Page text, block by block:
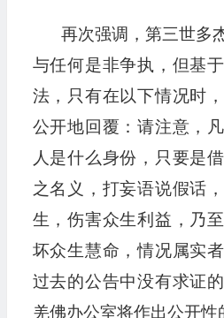
再次强调，第三世多
与任何是非争执，但基
法，只有在以下情况时
公开地回覆：请注意，
人是什么身份，只要是
之名义，打妄语说假话
生，伤害众生利益，乃
坏众生慧命，情况属实
过去的公告中没有求证
羌佛办公室将作出公开性